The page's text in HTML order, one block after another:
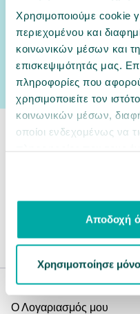
Χρησιμοποιούμε cookie
περιεχομένου και
κοινωνικών μέσων και
επισκεψιμότητάς μας.
πληροφορίες που
χρησιμοποιείτε τον
κοινωνικών μέσων,
οποίοι ενδεχομένως να
Αποδοχή
Χρησιμοποίησε
Δες εδώ πρώτος ο,τι νέο έρχεται
προσφορές.
Συμφωνώ με
Επικοινωνία
100+ καταστήματα
Εντοπισμός παραγγελίας
Online Αγορές
Ο Λογαριασμός μου